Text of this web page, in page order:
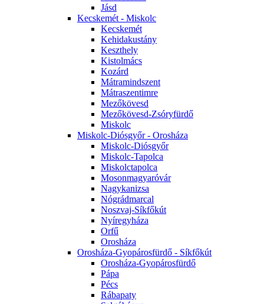
Jásd
Kecskemét - Miskolc
Kecskemét
Kehidakustány
Keszthely
Kistolmács
Kozárd
Mátramindszent
Mátraszentimre
Mezőkövesd
Mezőkövesd-Zsóryfürdő
Miskolc
Miskolc-Diósgyőr - Orosháza
Miskolc-Diósgyőr
Miskolc-Tapolca
Miskolctapolca
Mosonmagyaróvár
Nagykanizsa
Nógrádmarcal
Noszvaj-Síkfőkút
Nyíregyháza
Orfű
Orosháza
Orosháza-Gyopárosfürdő - Síkfőkút
Orosháza-Gyopárosfürdő
Pápa
Pécs
Rábapaty